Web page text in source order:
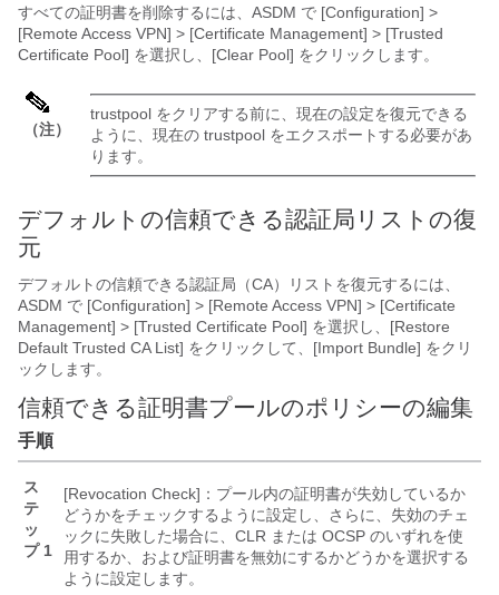
すべての証明書を削除するには、ASDM で [Configuration] >
[Remote Access VPN] > [Certificate Management] > [Trusted
Certificate Pool] を選択し、[Clear Pool] をクリックします。
（注）
trustpool をクリアする前に、現在の設定を復元できる
ように、現在の trustpool をエクスポートする必要があ
ります。
デフォルトの信頼できる認証局リストの復
元
デフォルトの信頼できる認証局（CA）リストを復元するには、
ASDM で [Configuration] > [Remote Access VPN] > [Certificate
Management] > [Trusted Certificate Pool] を選択し、[Restore
Default Trusted CA List] をクリックして、[Import Bundle] をクリ
ックします。
信頼できる証明書プールのポリシーの編集
手順
ス
テ
ッ
プ 1
[Revocation Check]：プール内の証明書が失効しているか
どうかをチェックするように設定し、さらに、失効のチェ
ックに失敗した場合に、CLR または OCSP のいずれを使
用するか、および証明書を無効にするかどうかを選択する
ように設定します。